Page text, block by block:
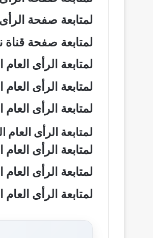
لمتابعة صفحة
لمتابعة صفحة
لمتابعة الرأى
لمتابعة الرأى
لمتابعة الرأى
لمتابعة الرأى
لمتابعة الرأى
لمتابعة الرأى
لمتابعة الرأى